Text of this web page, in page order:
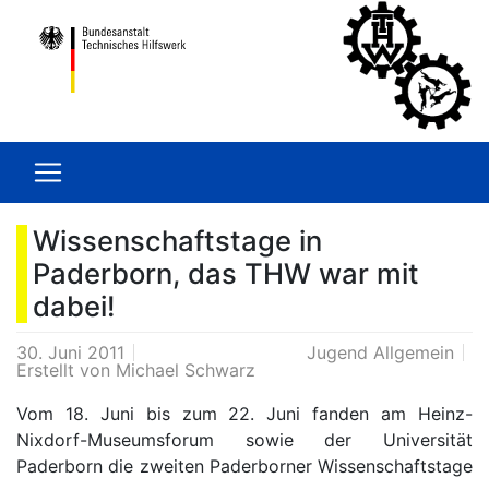
Wissenschaftstage in
Paderborn, das THW war mit
dabei!
30. Juni 2011
Jugend Allgemein
Erstellt von Michael Schwarz
Vom 18. Juni bis zum 22. Juni fanden am Heinz-
Nixdorf-Museumsforum sowie der Universität
Paderborn die zweiten Paderborner Wissenschaftstage